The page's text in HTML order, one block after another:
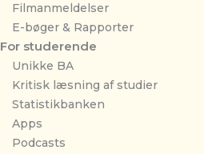
Filmanmeldelser
E-bøger & Rapporter
For studerende
Unikke BA
Kritisk læsning af studier
Statistikbanken
Apps
Podcasts